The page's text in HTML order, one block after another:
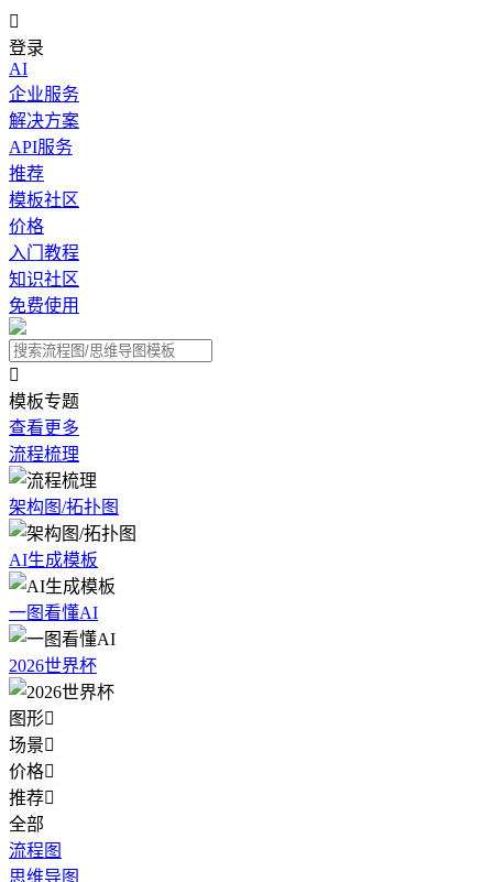

登录
AI
企业服务
解决方案
API服务
推荐
模板社区
价格
入门教程
知识社区
免费使用

模板专题
查看更多
流程梳理
架构图/拓扑图
AI生成模板
一图看懂AI
2026世界杯
图形
场景
价格
推荐
全部
流程图
思维导图